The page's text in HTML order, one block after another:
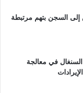
إلى السجن بتهم مرتبطة
في معالجة